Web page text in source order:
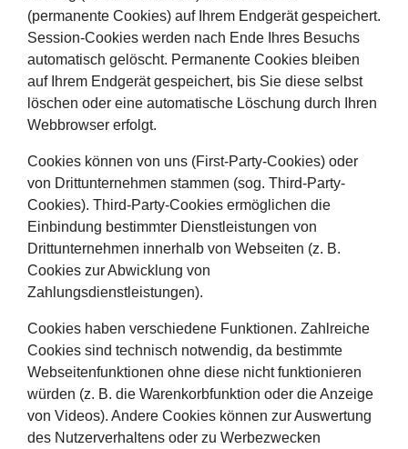
(permanente Cookies) auf Ihrem Endgerät gespeichert.
Session-Cookies werden nach Ende Ihres Besuchs
automatisch gelöscht. Permanente Cookies bleiben
auf Ihrem Endgerät gespeichert, bis Sie diese selbst
löschen oder eine automatische Löschung durch Ihren
Webbrowser erfolgt.
Cookies können von uns (First-Party-Cookies) oder
von Drittunternehmen stammen (sog. Third-Party-
Cookies). Third-Party-Cookies ermöglichen die
Einbindung bestimmter Dienstleistungen von
Drittunternehmen innerhalb von Webseiten (z. B.
Cookies zur Abwicklung von
Zahlungsdienstleistungen).
Cookies haben verschiedene Funktionen. Zahlreiche
Cookies sind technisch notwendig, da bestimmte
Webseitenfunktionen ohne diese nicht funktionieren
würden (z. B. die Warenkorbfunktion oder die Anzeige
von Videos). Andere Cookies können zur Auswertung
des Nutzerverhaltens oder zu Werbezwecken